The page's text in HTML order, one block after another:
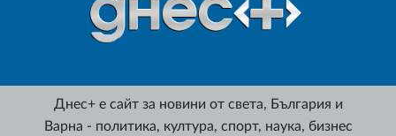
Днес+ е сайт за новини от света, България и
Варна - политика, култура, спорт, наука, бизнес